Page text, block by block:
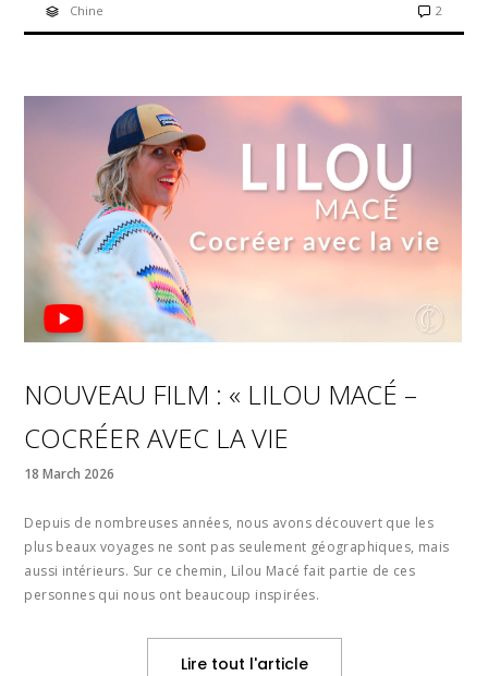
Chine 2
NOUVEAU FILM : « LILOU MACÉ –
COCRÉER AVEC LA VIE
18 March 2026
Depuis de nombreuses années, nous avons découvert que les
plus beaux voyages ne sont pas seulement géographiques, mais
aussi intérieurs. Sur ce chemin, Lilou Macé fait partie de ces
personnes qui nous ont beaucoup inspirées.
Lire tout l'article